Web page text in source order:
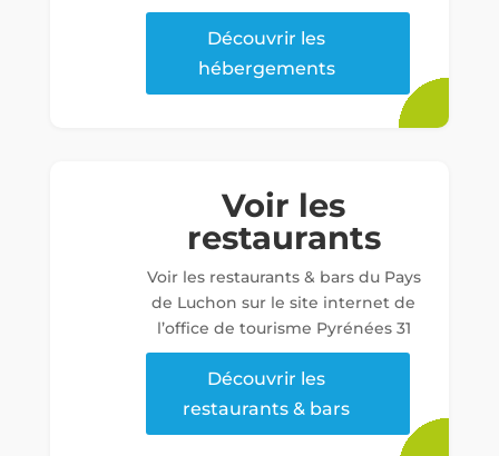
Découvrir les
hébergements
Voir les
restaurants
Voir les restaurants & bars du Pays
de Luchon sur le site internet de
l’office de tourisme Pyrénées 31
Découvrir les
restaurants & bars